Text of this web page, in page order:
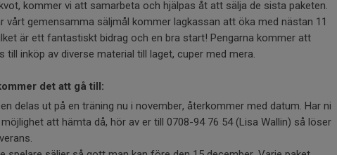
kommer vi att samarbeta och hjälpas åt att sälja de sista paketen.
vårt gemensamma säljmål kommer lagkassan att öka med nästan 11
är ett fantastiskt bidrag och en bra start! Pengarna kommer att
till inköp av diverse material till laget, cuper med mera.
det att gå till:
delas ut på en träning nu i november, återkommer med datum. Har ni
att hämta då, hör av er till 0708-94 76 54 (Lisa Wallin) så löser